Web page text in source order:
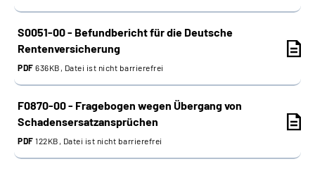
S0051-00 - Befundbericht für die Deutsche
Rentenversicherung
PDF 636KB, Datei ist nicht barrierefrei
F0870-00 - Fragebogen wegen Übergang von
Schadensersatzansprüchen
PDF 122KB, Datei ist nicht barrierefrei